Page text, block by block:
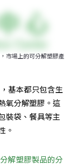
市場上的可分解塑膠產
，基本都只包含生
氧分解塑膠。這
裝袋、餐具等主
。
分解塑膠製品的分